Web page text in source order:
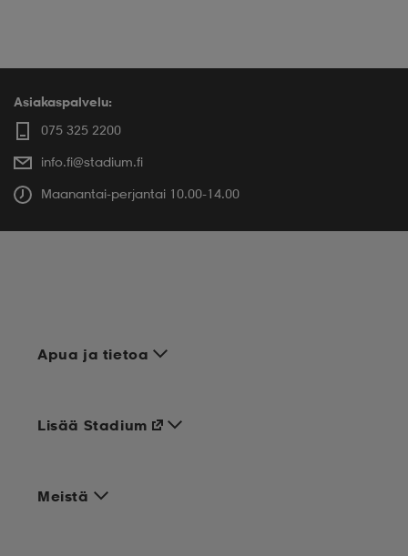
Asiakaspalvelu:
075 325 2200
info.fi@stadium.fi
Maanantai-perjantai 10.00-14.00
Apua ja tietoa
Meistä
Lisää Stadium